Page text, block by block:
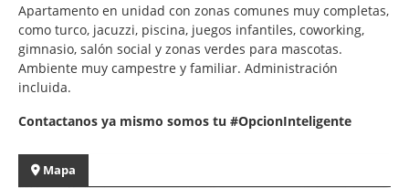
Apartamento en unidad con zonas comunes muy completas,
como turco, jacuzzi, piscina, juegos infantiles, coworking,
gimnasio, salón social y zonas verdes para mascotas.
Ambiente muy campestre y familiar. Administración
incluida.
Contactanos ya mismo somos tu #OpcionInteligente
Mapa